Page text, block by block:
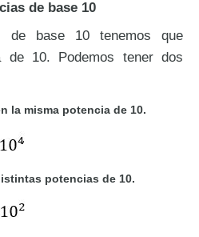
de base 10
de base 10 tenemos que
de 10. Podemos tener dos
la misma potencia de 10.
potencias de 10.